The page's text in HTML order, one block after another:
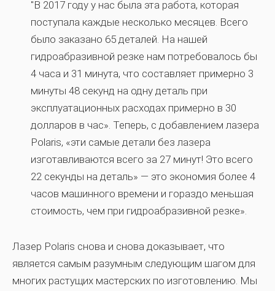
"В 2017 году у нас была эта работа, которая
поступала каждые несколько месяцев. Всего
было заказано 65 деталей. На нашей
гидроабразивной резке нам потребовалось бы
4 часа и 31 минута, что составляет примерно 3
минуты 48 секунд на одну деталь при
эксплуатационных расходах примерно в 30
долларов в час». Теперь, с добавлением лазера
Polaris, «эти самые детали без лазера
изготавливаются всего за 27 минут! Это всего
22 секунды на деталь» — это экономия более 4
часов машинного времени и гораздо меньшая
стоимость, чем при гидроабразивной резке».
Лазер Polaris снова и снова доказывает, что
является самым разумным следующим шагом для
многих растущих мастерских по изготовлению. Мы